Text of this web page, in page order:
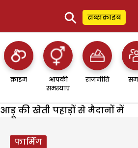
⚲ सब्सक्राइब
क्राइम
आपकी
समस्याएं
राजनीति
आड़ू की खेती पहाड़ों से मैदानों में
फार्मिंग